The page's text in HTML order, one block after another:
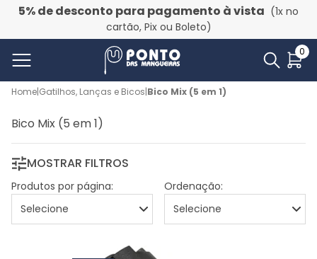
5% de desconto para pagamento à vista (1x no
cartão, Pix ou Boleto)
0
Home|Gatilhos, Lanças e Bicos|Bico Mix (5 em 1)
Bico Mix (5 em 1)
MOSTRAR FILTROS
Produtos por página: Ordenação: